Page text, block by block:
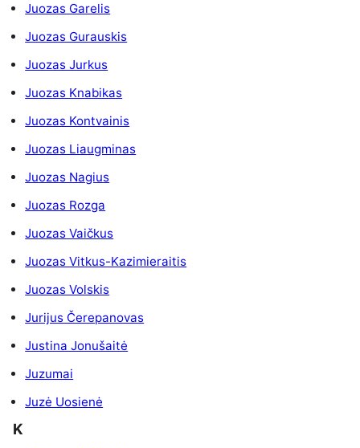
Juozas Garelis
Juozas Gurauskis
Juozas Jurkus
Juozas Knabikas
Juozas Kontvainis
Juozas Liaugminas
Juozas Nagius
Juozas Rozga
Juozas Vaičkus
Juozas Vitkus-Kazimieraitis
Juozas Volskis
Jurijus Čerepanovas
Justina Jonušaitė
Juzumai
Juzė Uosienė
K